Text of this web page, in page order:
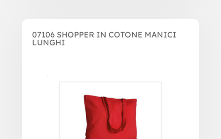
07106 SHOPPER IN COTONE MANICI
LUNGHI